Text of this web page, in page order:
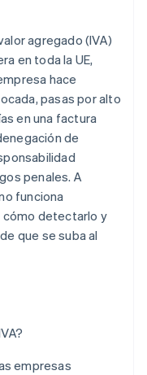
IVA
agregado (IVA)
en toda la UE,
hace
pasas por alto
en una factura
de
penales. A
funciona
detectarlo y
que se suba al
empresas